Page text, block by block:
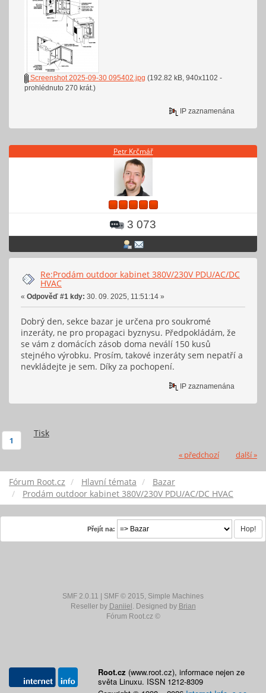
Screenshot 2025-09-30 095402.jpg (192.82 kB, 940x1102 -
prohlédnuto 270 krát.)
IP zaznamenána
Petr Krčmář
3 073
Re:Prodám outdoor kabinet 380V/230V PDU/AC/DC
HVAC
« Odpověď #1 kdy: 30. 09. 2025, 11:51:14 »
Dobrý den, sekce bazar je určena pro soukromé
inzeráty, ne pro propagaci byznysu. Předpokládám, že
se vám z domácích zásob doma neválí 150 kusů
stejného výrobku. Prosím, takové inzeráty sem nepatří a
nevkládejte je sem. Díky za pochopení.
IP zaznamenána
Tisk
1
« předchozí další »
Fórum Root.cz Hlavní témata
Bazar
Prodám outdoor kabinet 380V/230V PDU/AC/DC HVAC
Přejít na:
SMF 2.0.11 SMF © 2015, Simple Machines
Reseller by Daniiel . Designed by Brian
Fórum Root.cz ©
Root.cz (www.root.cz), informace nejen ze
světa Linuxu. ISSN 1212-8309